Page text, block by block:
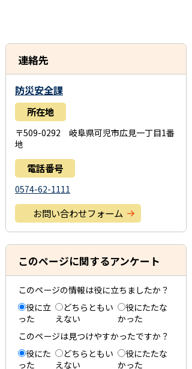
連絡先
防災安全課
所在地
〒509-0292 岐阜県可児市広見一丁目1番
地
電話番号
0574-62-1111
お問い合わせフォーム
このページに関するアンケート
このページの情報は役に立ちましたか？
役に立
った
どちらともい
えない
役にたたな
かった
このページは見つけやすかったですか？
役にた
った
どちらともい
えない
役にたたな
かった